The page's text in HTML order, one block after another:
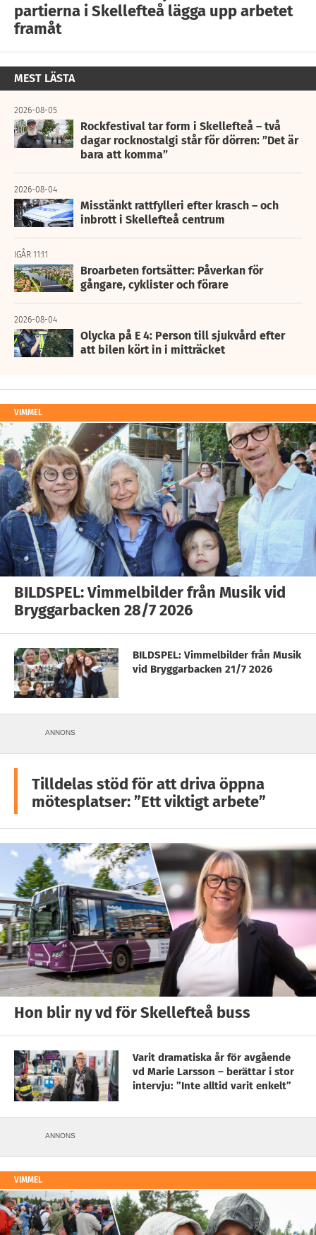
partierna i Skellefteå lägga upp arbetet
framåt
MEST LÄSTA
2026-08-05
Rockfestival tar form i Skellefteå – två
dagar rocknostalgi står för dörren: ”Det är
bara att komma”
2026-08-04
Misstänkt rattfylleri efter krasch – och
inbrott i Skellefteå centrum
IGÅR 11:11
Broarbeten fortsätter: Påverkan för
gångare, cyklister och förare
2026-08-04
Olycka på E 4: Person till sjukvård efter
att bilen kört in i mitträcket
VIMMEL
BILDSPEL: Vimmelbilder från Musik vid
Bryggarbacken 28/7 2026
BILDSPEL: Vimmelbilder från Musik
vid Bryggarbacken 21/7 2026
ANNONS
Tilldelas stöd för att driva öppna
mötesplatser: ”Ett viktigt arbete”
Hon blir ny vd för Skellefteå buss
Varit dramatiska år för avgående
vd Marie Larsson – berättar i stor
intervju: ”Inte alltid varit enkelt”
ANNONS
VIMMEL